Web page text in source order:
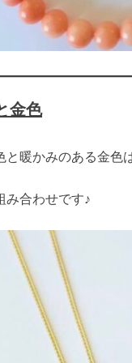
金色
と暖かみのある金色
み合わせです♪